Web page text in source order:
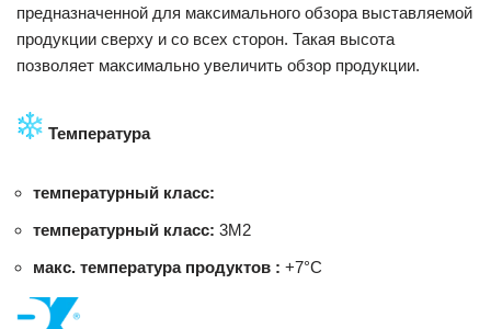
предназначенной для максимального обзора выставляемой
продукции сверху и со всех сторон. Такая высота
позволяет максимально увеличить обзор продукции.
Температура
температурный класс:
температурный класс: 3M2
макс. температура продуктов : +7°C